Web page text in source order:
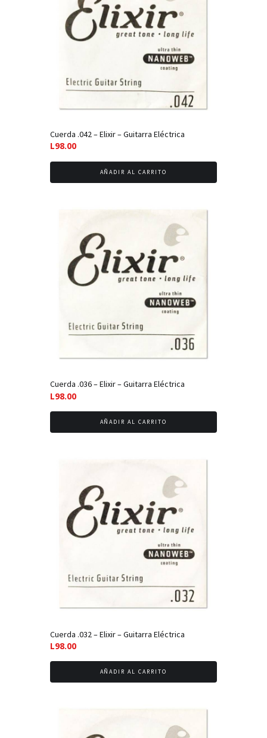
Cuerda .042 – Elixir – Guitarra Eléctrica
L98.00
AÑADIR AL CARRITO
Cuerda .036 – Elixir – Guitarra Eléctrica
L98.00
AÑADIR AL CARRITO
Cuerda .032 – Elixir – Guitarra Eléctrica
L98.00
AÑADIR AL CARRITO